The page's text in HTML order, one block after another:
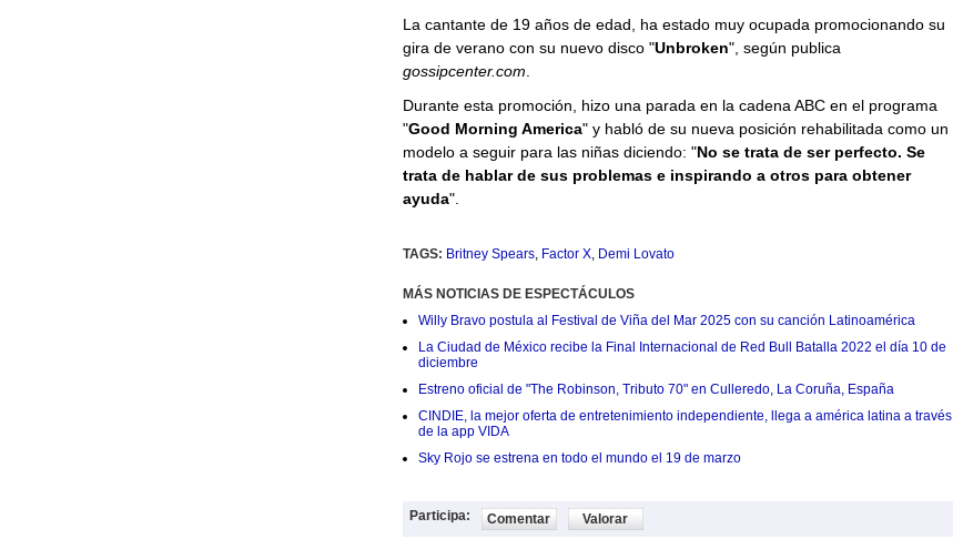
La cantante de 19 años de edad, ha estado muy ocupada promocionando su
gira de verano con su nuevo disco "Unbroken", según publica
gossipcenter.com
Durante esta promoción, hizo una parada en la cadena ABC en el programa
"Good Morning America" y habló de su nueva posición rehabilitada como un
modelo a seguir para las niñas diciendo: "No se trata de ser perfecto. Se
trata de hablar de sus problemas e inspirando a otros para obtener
ayuda".
TAGS: Britney Spears, Factor X, Demi Lovato
MÁS NOTICIAS DE ESPECTÁCULOS
Willy Bravo postula al Festival de Viña del Mar 2025 con su canción Latinoamérica
La Ciudad de México recibe la Final Internacional de Red Bull Batalla 2022 el día 10 de
diciembre
Estreno oficial de "The Robinson, Tributo 70" en Culleredo, La Coruña, España
CINDIE, la mejor oferta de entretenimiento independiente, llega a américa latina a través
de la app VIDA
Sky Rojo se estrena en todo el mundo el 19 de marzo
Participa: Comentar Valorar